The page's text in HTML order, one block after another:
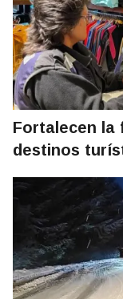
Fortalecen la
destinos